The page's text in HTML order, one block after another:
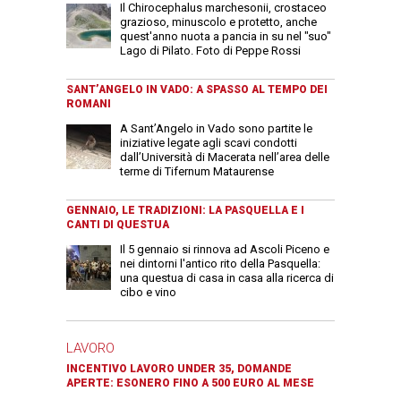
Il Chirocephalus marchesonii, crostaceo
grazioso, minuscolo e protetto, anche
quest'anno nuota a pancia in su nel "suo"
Lago di Pilato. Foto di Peppe Rossi
SANT’ANGELO IN VADO: A SPASSO AL TEMPO DEI
ROMANI
A Sant’Angelo in Vado sono partite le
iniziative legate agli scavi condotti
dall’Università di Macerata nell’area delle
terme di Tifernum Mataurense
GENNAIO, LE TRADIZIONI: LA PASQUELLA E I
CANTI DI QUESTUA
Il 5 gennaio si rinnova ad Ascoli Piceno e
nei dintorni l'antico rito della Pasquella:
una questua di casa in casa alla ricerca di
cibo e vino
LAVORO
INCENTIVO LAVORO UNDER 35, DOMANDE
APERTE: ESONERO FINO A 500 EURO AL MESE